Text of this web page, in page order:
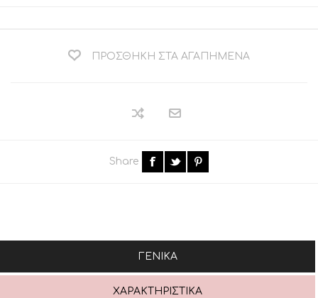
ΠΡΟΣΘΉΚΗ ΣΤΑ ΑΓΑΠΗΜΈΝΑ
Share
ΓΕΝΙΚΆ
ΧΑΡΑΚΤΗΡΙΣΤΙΚΆ